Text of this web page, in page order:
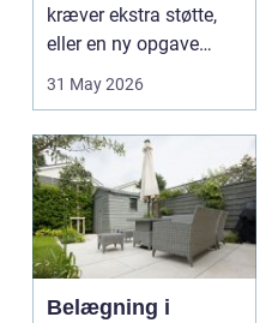
kræver ekstra støtte,
eller en ny opgave
opstår fra dag til...
31 May 2026
Belægning i